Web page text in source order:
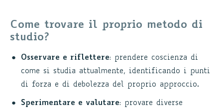
Come trovare il proprio metodo di
studio?
Osservare e riflettere: prendere coscienza di
come si studia attualmente, identificando i punti
di forza e di debolezza del proprio approccio.
Sperimentare e valutare: provare diverse